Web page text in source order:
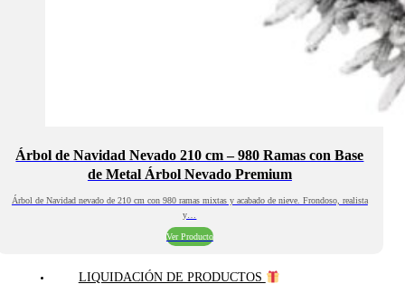
Árbol de Navidad Nevado 210 cm – 980 Ramas con Base
de Metal Árbol Nevado Premium
Árbol de Navidad nevado de 210 cm con 980 ramas mixtas y acabado de nieve. Frondoso, realista
y…
Ver Producto
LIQUIDACIÓN DE PRODUCTOS